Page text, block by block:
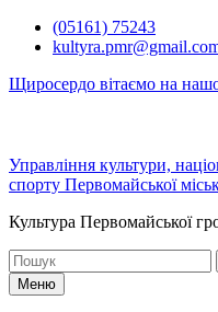
Перейти(05161) 75243
Щиросердо вітаємо на
Управління культури,
спорту Первомайської
Культура Первомайcької
Шукати:
Меню